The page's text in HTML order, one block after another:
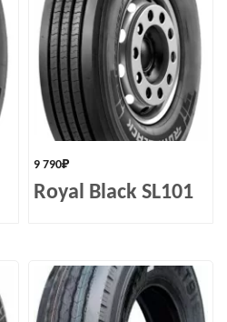
9 790₽
Royal Black SL101